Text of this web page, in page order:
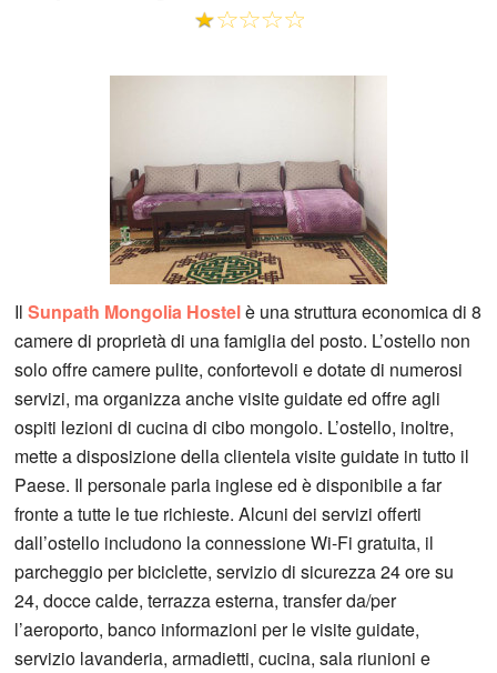
IlSunpath Mongolia Hostelè una struttura economica di 8
camere di proprietà di una famiglia del posto. L’ostello non
solo offre camere pulite, confortevoli e dotate di numerosi
servizi, ma organizza anche visite guidate ed offre agli
ospiti lezioni di cucina di cibo mongolo. L’ostello, inoltre,
mette a disposizione della clientela visite guidate in tutto il
Paese. Il personale parla inglese ed è disponibile a far
fronte a tutte le tue richieste. Alcuni dei servizi offerti
dall’ostello includono la connessione Wi-Fi gratuita, il
parcheggio per biciclette, servizio di sicurezza 24 ore su
24, docce calde, terrazza esterna, transfer da/per
l’aeroporto, banco informazioni per le visite guidate,
servizio lavanderia, armadietti, cucina, sala riunioni e